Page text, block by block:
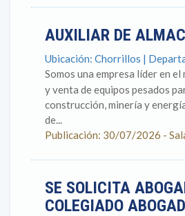
AUXILIAR DE
Ubicación: Chorrillos |
Somos una empresa líder en
y venta de equipos pesados
construcción, minería y
de...
Publicación: 30/07/2026 -
SE SOLICITA
COLEGIADO